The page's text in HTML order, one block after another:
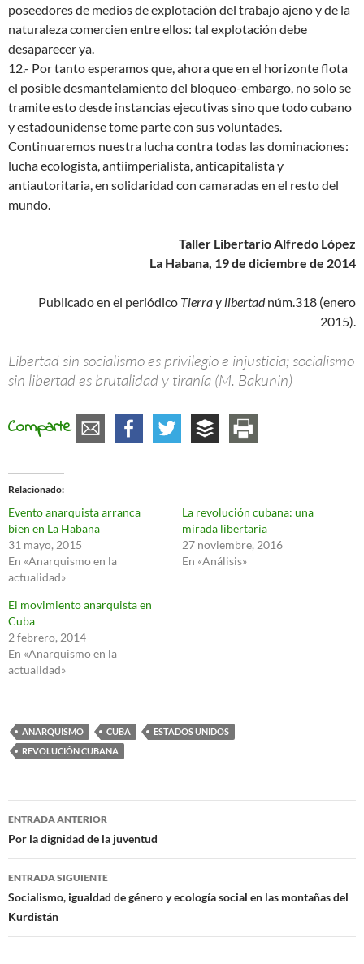
poseedores de medios de explotación del trabajo ajeno y de la
naturaleza comercien entre ellos: tal explotación debe
desaparecer ya.
12.- Por tanto esperamos que, ahora que en el horizonte flota
el posible desmantelamiento del bloqueo-embargo, no solo se
tramite esto desde instancias ejecutivas sino que todo cubano
y estadounidense tome parte con sus voluntades.
Continuaremos nuestra lucha contra todas las dominaciones:
lucha ecologista, antiimperialista, anticapitalista y
antiautoritaria, en solidaridad con camaradas en el resto del
mundo.
Taller Libertario Alfredo López
La Habana, 19 de diciembre de 2014
Publicado en el periódico Tierra y libertadnúm.318 (enero
2015).
Libertad sin socialismo es privilegio e injusticia; socialismo
sin libertad es brutalidad y tiranía (M. Bakunin)
Comparte
Relacionado
Evento anarquista arranca
bien en La Habana
31 mayo, 2015
En «Anarquismo en la
actualidad»
La revolución cubana: una
mirada libertaria
27 noviembre, 2016
En «Análisis»
El movimiento anarquista en
Cuba
2 febrero, 2014
En «Anarquismo en la
actualidad»
ANARQUISMO CUBA
ESTADOS UNIDOS
REVOLUCIÓN CUBANA
Navegación
de
entradas
ENTRADA ANTERIOR
Por la dignidad de la juventud
ENTRADA SIGUIENTE
Socialismo, igualdad de género y ecología social en las montañas del
Kurdistán